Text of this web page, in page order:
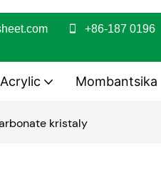
+86-187 0196
Mombantsika
kristaly